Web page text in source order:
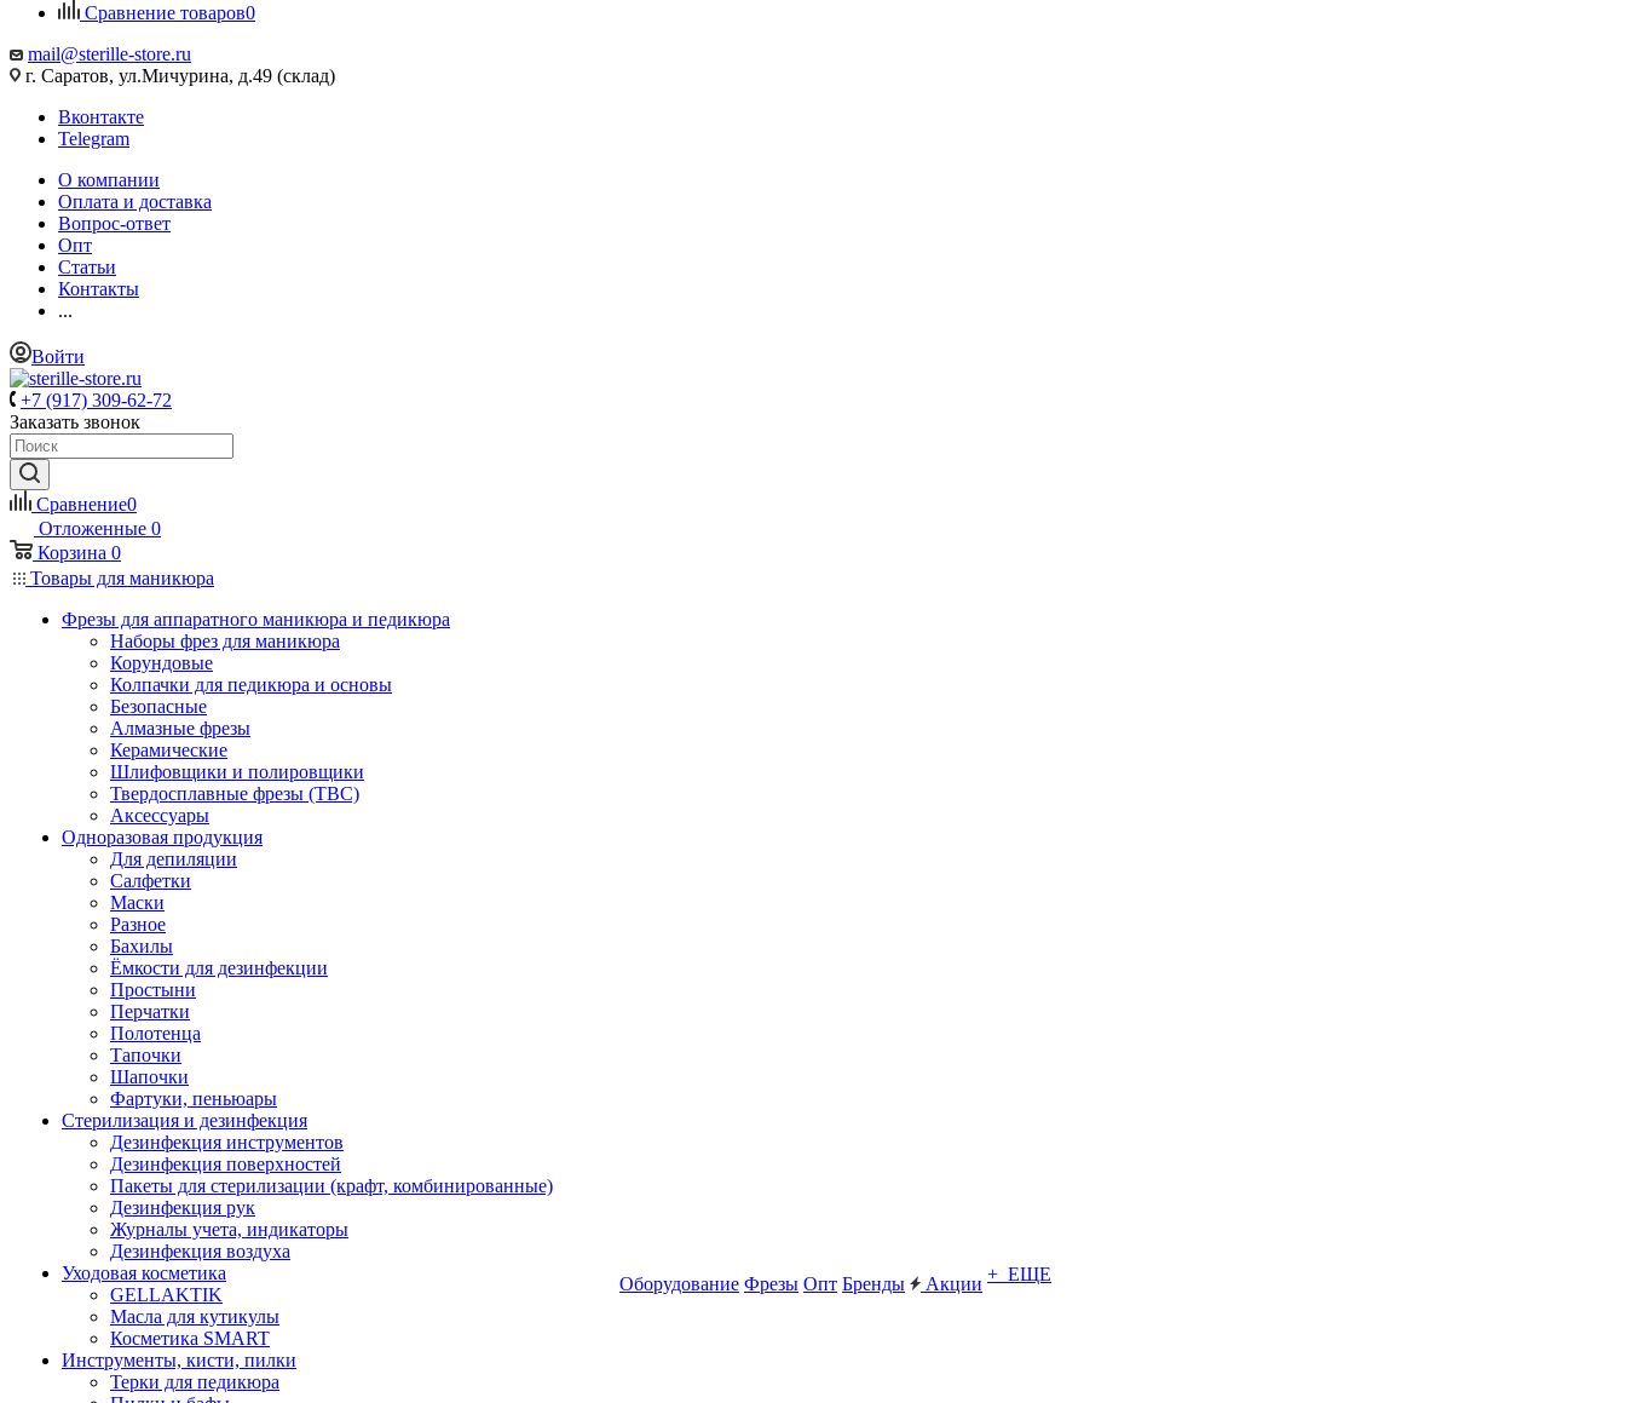
Сравнение товаров0
mail@sterille-store.ru
г. Саратов, ул.Мичурина, д.49 (склад)
Вконтакте
Telegram
О компании
Оплата и доставка
Вопрос-ответ
Опт
Статьи
Контакты
...
Войти
+7 (917) 309-62-72
Заказать звонок
Сравнение0
Отложенные 0
Корзина 0
Товары для маникюра
Фрезы для аппаратного маникюра и педикюра
Наборы фрез для маникюра
Корундовые
Колпачки для педикюра и основы
Безопасные
Алмазные фрезы
Керамические
Шлифовщики и полировщики
Твердосплавные фрезы (ТВС)
Аксессуары
Одноразовая продукция
Для депиляции
Салфетки
Маски
Разное
Бахилы
Ёмкости для дезинфекции
Простыни
Перчатки
Полотенца
Тапочки
Шапочки
Фартуки, пеньюары
Стерилизация и дезинфекция
Дезинфекция инструментов
Дезинфекция поверхностей
Пакеты для стерилизации (крафт, комбинированные)
Дезинфекция рук
Журналы учета, индикаторы
Дезинфекция воздуха
Уходовая косметика
GELLAKTIK
Масла для кутикулы
Косметика SMART
Инструменты, кисти, пилки
Терки для педикюра
Оборудование Фрезы Опт Бренды Акции + ЕЩЕ